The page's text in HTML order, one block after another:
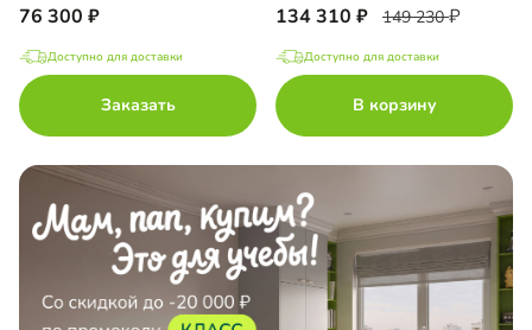
76 300
Доступно для доставки
Заказать
134 310 149 230
Доступно для доставки
В корзину